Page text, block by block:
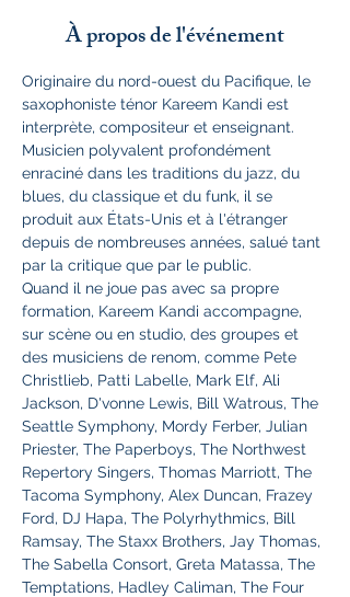
À propos de l'événement
Originaire du nord-ouest du Pacifique, le
saxophoniste ténor Kareem Kandi est
interprète, compositeur et enseignant.
Musicien polyvalent profondément
enraciné dans les traditions du jazz, du
blues, du classique et du funk, il se
produit aux États-Unis et à l'étranger
depuis de nombreuses années, salué tant
par la critique que par le public.
Quand il ne joue pas avec sa propre
formation, Kareem Kandi accompagne,
sur scène ou en studio, des groupes et
des musiciens de renom, comme Pete
Christlieb, Patti Labelle, Mark Elf, Ali
Jackson, D'vonne Lewis, Bill Watrous, The
Seattle Symphony, Mordy Ferber, Julian
Priester, The Paperboys, The Northwest
Repertory Singers, Thomas Marriott, The
Tacoma Symphony, Alex Duncan, Frazey
Ford, DJ Hapa, The Polyrhythmics, Bill
Ramsay, The Staxx Brothers, Jay Thomas,
The Sabella Consort, Greta Matassa, The
Temptations, Hadley Caliman, The Four